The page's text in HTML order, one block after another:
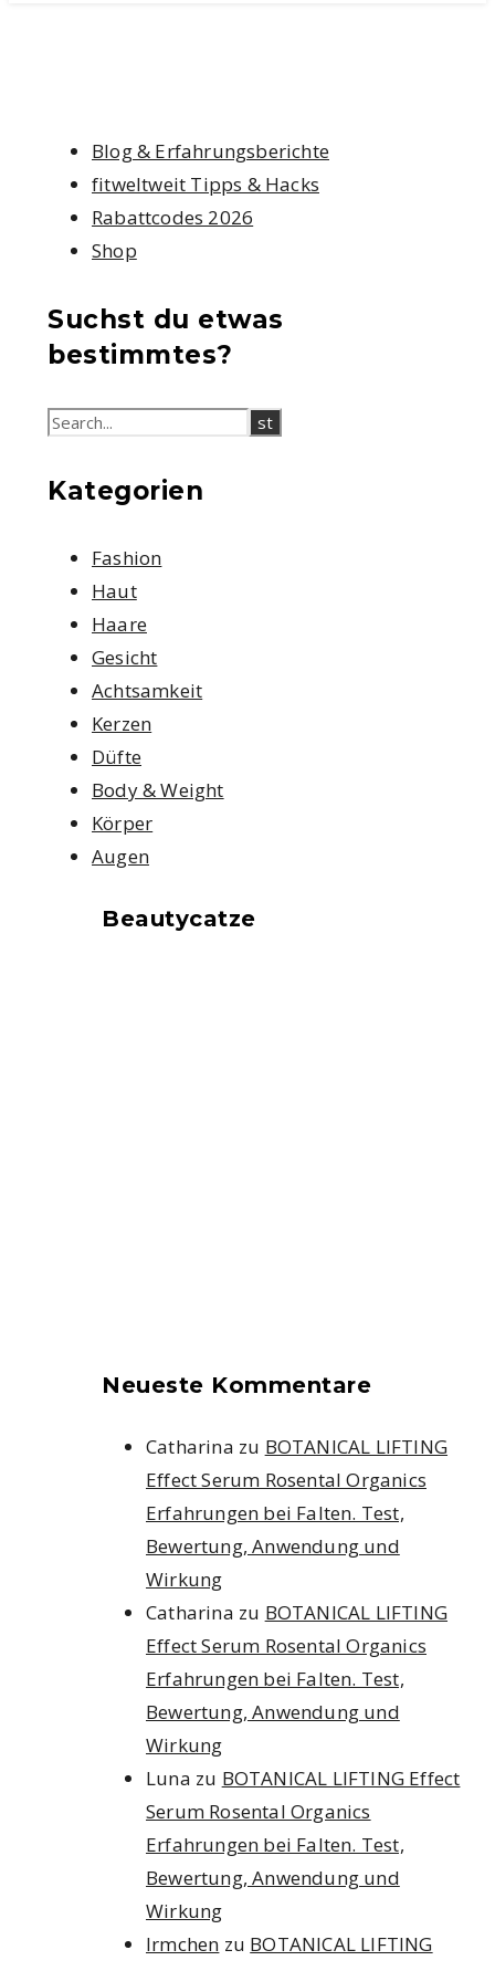
Blog & Erfahrungsberichte
fitweltweit Tipps & Hacks
Rabattcodes 2026
Shop
Suchst du etwas
bestimmtes?
Kategorien
Fashion
Haut
Haare
Gesicht
Achtsamkeit
Kerzen
Düfte
Body & Weight
Körper
Augen
Beautycatze
Neueste Kommentare
Catharina zu BOTANICAL LIFTING
Effect Serum Rosental Organics
Erfahrungen bei Falten. Test,
Bewertung, Anwendung und
Wirkung
Catharina zu BOTANICAL LIFTING
Effect Serum Rosental Organics
Erfahrungen bei Falten. Test,
Bewertung, Anwendung und
Wirkung
Luna zu BOTANICAL LIFTING Effect
Serum Rosental Organics
Erfahrungen bei Falten. Test,
Bewertung, Anwendung und
Wirkung
Irmchen zu BOTANICAL LIFTING